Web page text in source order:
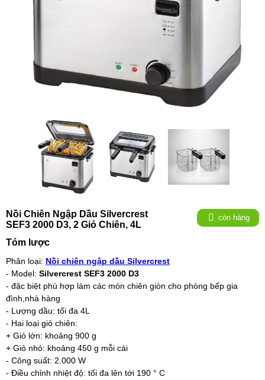
Nồi Chiên Ngập Dầu Silvercrest
SEF3 2000 D3, 2 Giỏ Chiên, 4L
còn hàng
Tóm lược
Phân loại: Nồi chiên ngập dầu Silvercrest
- Model: Silvercrest SEF3 2000 D3
- đặc biệt phù hợp làm các món chiên giòn cho phòng bếp gia
đình,nhà hàng
- Lượng dầu: tối đa 4L
- Hai loại giỏ chiên:
+ Giỏ lớn: khoảng 900 g
+ Giỏ nhỏ: khoảng 450 g mỗi cái
- Công suất: 2.000 W
- Điều chỉnh nhiệt độ: tối đa lên tới 190 ° C